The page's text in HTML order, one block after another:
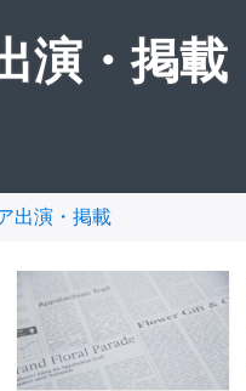
演・掲載
出演・掲載